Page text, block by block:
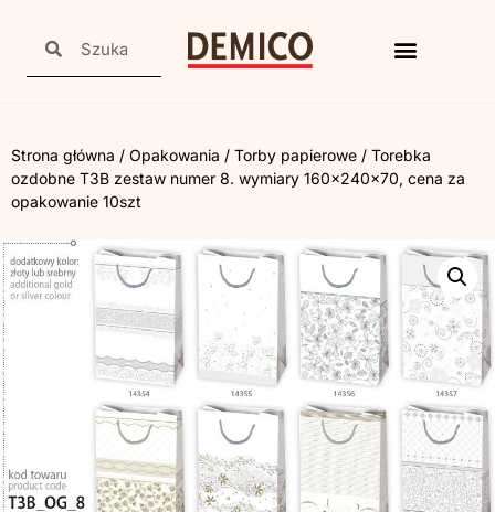
Strona główna / Opakowania / Torby papierowe / Torebka
ozdobne T3B zestaw numer 8. wymiary 160x240x70, cena za
opakowanie 10szt